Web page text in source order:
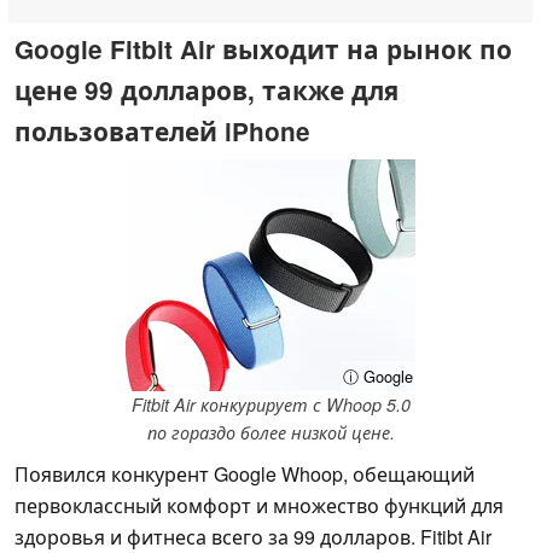
Google Fitbit Air выходит на рынок по
цене 99 долларов, также для
пользователей iPhone
ⓘ Google
Fitbit Air конкурирует с Whoop 5.0
по гораздо более низкой цене.
Появился конкурент Google Whoop, обещающий
первоклассный комфорт и множество функций для
здоровья и фитнеса всего за 99 долларов. Fitibt Air